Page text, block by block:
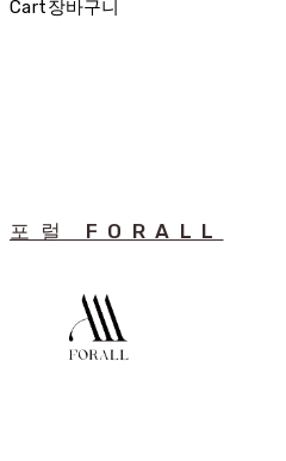
Cart장바구니
포럴 FORALL